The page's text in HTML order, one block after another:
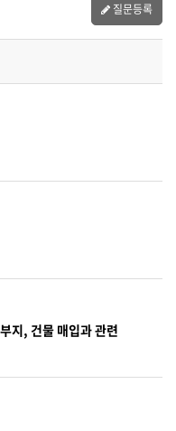
질문등록
지, 건물 매입과 관련